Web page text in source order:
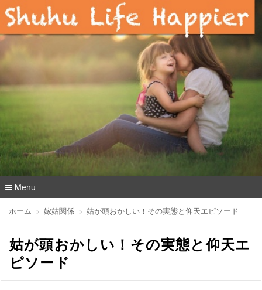
Menu
テ
移
ホーム 嫁姑関係 姑が頭おかしい！その実態と仰天エピソード
姑が頭おかしい！その実態と仰天エ
ピソード